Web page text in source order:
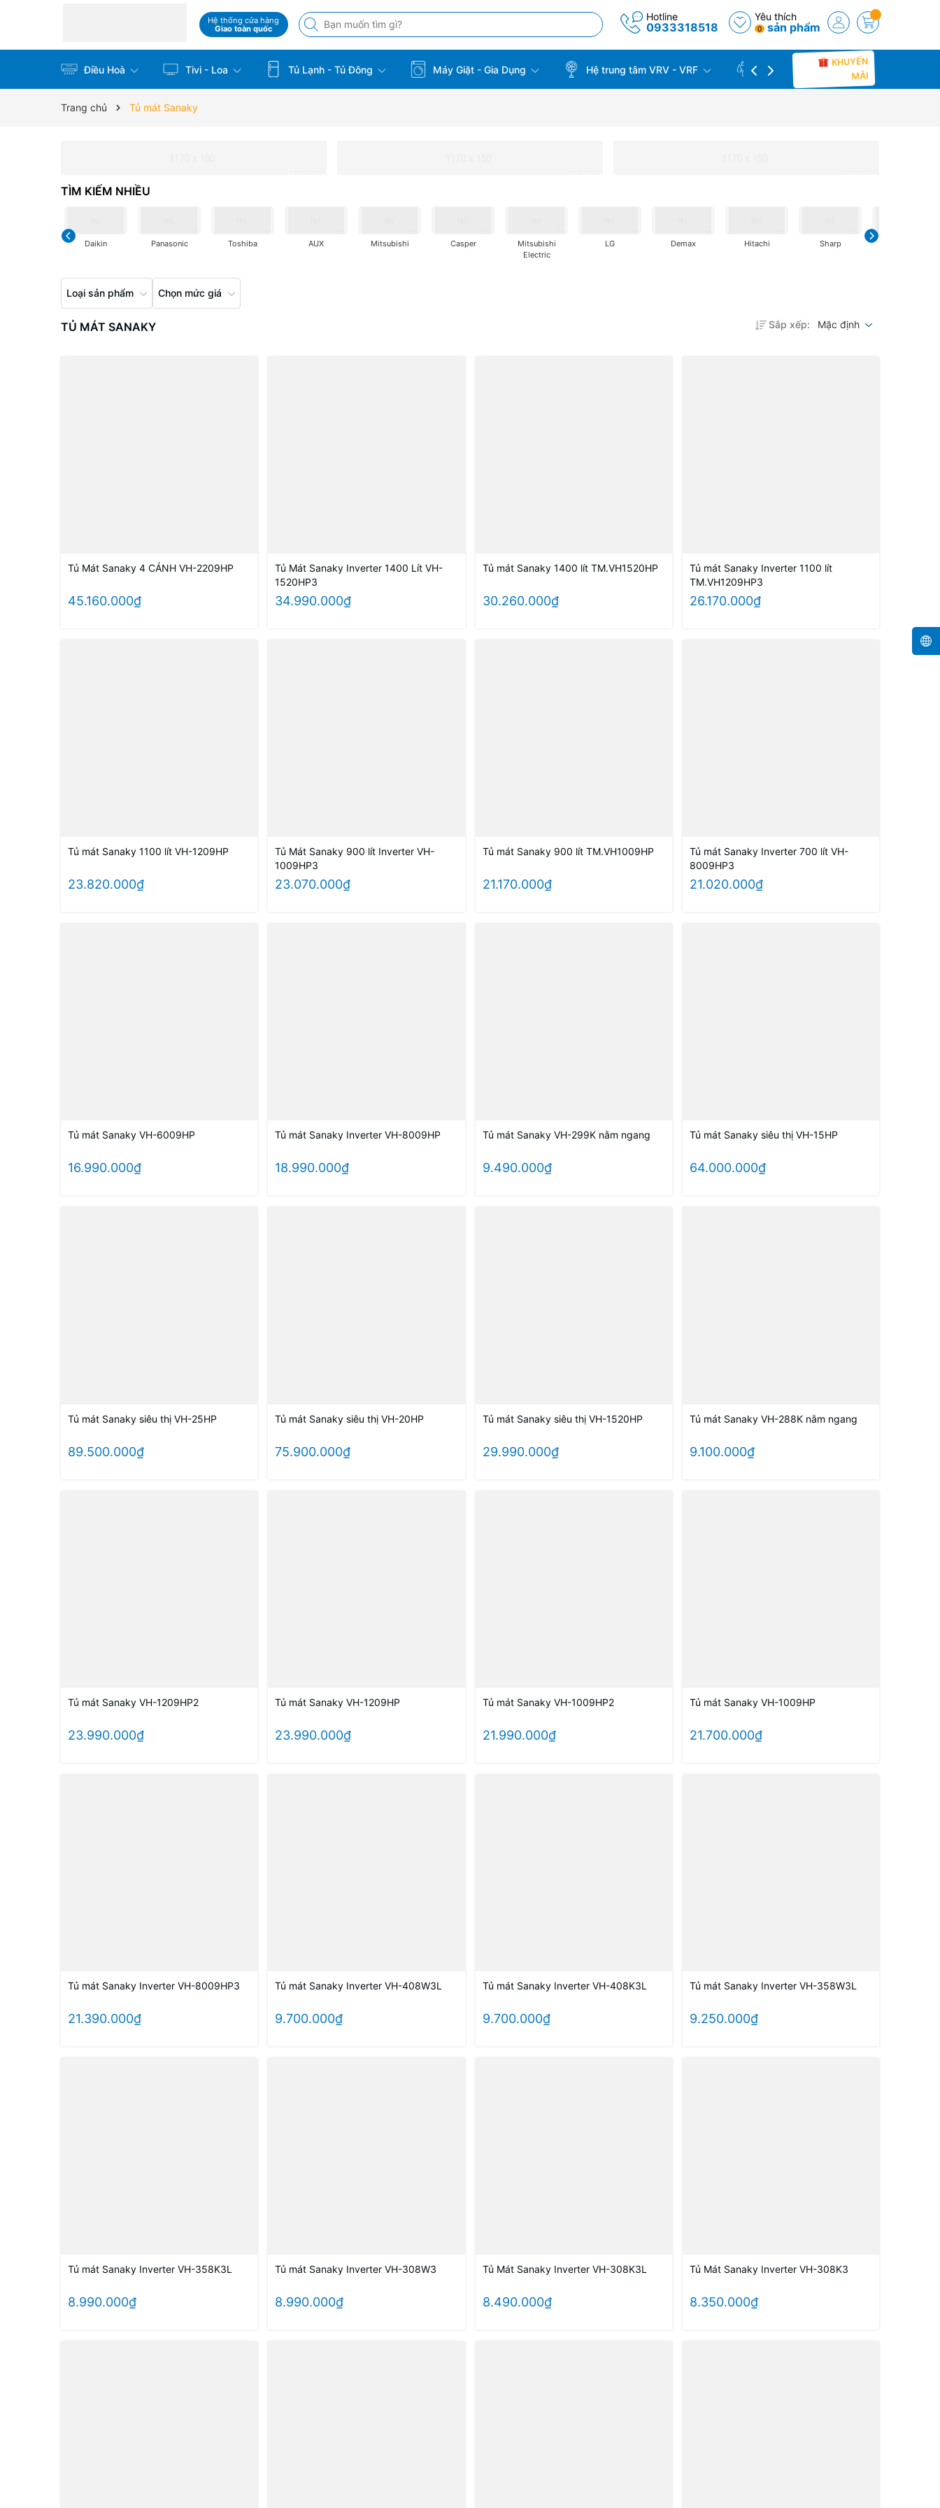
Hệ thống cửa hàng
Giao toàn quốc
Hotline
0933318518
Yêu thích
0 sản phẩm
Điều Hoà Tivi - Loa Tủ Lạnh - Tủ Đông Máy Giặt - Gia Dụng Hệ trung tâm VRV - VRF CÔNG TRÌNH THỰC TẾ
KHUYẾN
MÃI
Trang chủ Tủ mát Sanaky
TÌM KIẾM NHIỀU
Daikin Panasonic Toshiba AUX Mitsubishi Casper
Mitsubishi
Electric
LG Demax Hitachi Sharp
Loại sản phẩm Chọn mức giá
Sắp xếp: Mặc định
TỦ MÁT SANAKY
Tủ Mát Sanaky 4 CÁNH VH-2209HP
45.160.000₫
Tủ Mát Sanaky Inverter 1400 Lít VH-
1520HP3
34.990.000₫
Tủ mát Sanaky 1400 lít TM.VH1520HP
30.260.000₫
Tủ mát Sanaky Inverter 1100 lít
TM.VH1209HP3
26.170.000₫
Tủ mát Sanaky 1100 lít VH-1209HP
23.820.000₫
Tủ Mát Sanaky 900 lít Inverter VH-
1009HP3
23.070.000₫
Tủ mát Sanaky 900 lít TM.VH1009HP
21.170.000₫
Tủ mát Sanaky Inverter 700 lít VH-
8009HP3
21.020.000₫
Tủ mát Sanaky VH-6009HP
16.990.000₫
Tủ mát Sanaky Inverter VH-8009HP
18.990.000₫
Tủ mát Sanaky VH-299K nằm ngang
9.490.000₫
Tủ mát Sanaky siêu thị VH-15HP
64.000.000₫
Tủ mát Sanaky siêu thị VH-25HP
89.500.000₫
Tủ mát Sanaky siêu thị VH-20HP
75.900.000₫
Tủ mát Sanaky siêu thị VH-1520HP
29.990.000₫
Tủ mát Sanaky VH-288K nằm ngang
9.100.000₫
Tủ mát Sanaky VH-1209HP2
23.990.000₫
Tủ mát Sanaky VH-1209HP
23.990.000₫
Tủ mát Sanaky VH-1009HP2
21.990.000₫
Tủ mát Sanaky VH-1009HP
21.700.000₫
Tủ mát Sanaky Inverter VH-8009HP3
21.390.000₫
Tủ mát Sanaky Inverter VH-408W3L
9.700.000₫
Tủ mát Sanaky Inverter VH-408K3L
9.700.000₫
Tủ mát Sanaky Inverter VH-358W3L
9.250.000₫
Tủ mát Sanaky Inverter VH-358K3L
8.990.000₫
Tủ mát Sanaky Inverter VH-308W3
8.990.000₫
Tủ Mát Sanaky Inverter VH-308K3L
8.490.000₫
Tủ Mát Sanaky Inverter VH-308K3
8.350.000₫